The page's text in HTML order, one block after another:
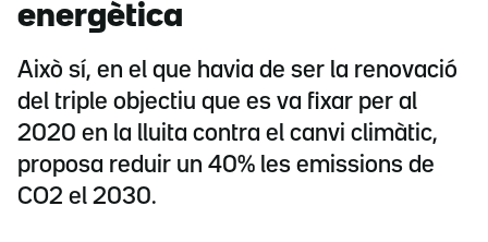
energètica
Això sí, en el que havia de ser la renovació
del triple objectiu que es va fixar per al
2020 en la lluita contra el canvi climàtic,
proposa reduir un 40% les emissions de
CO2 el 2030.